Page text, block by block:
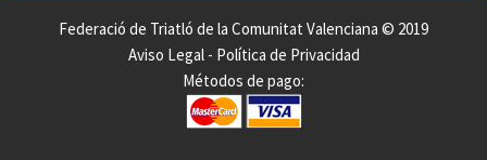
Federació de Triatló de la Comunitat Valenciana © 2019
Aviso Legal- Política de Privacidad
Métodos de pago: